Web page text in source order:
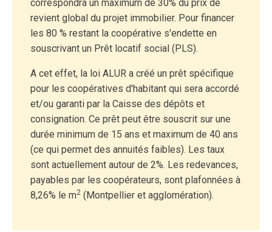
correspondra un maximum de 30% du prix de
revient global du projet immobilier. Pour financer
les 80 % restant la coopérative s'endette en
souscrivant un Prêt locatif social (PLS).
A cet effet, la loi ALUR a créé un prêt spécifique
pour les coopératives d'habitant qui sera accordé
et/ou garanti par la Caisse des dépôts et
consignation. Ce prêt peut être souscrit sur une
durée minimum de 15 ans et maximum de 40 ans
(ce qui permet des annuités faibles). Les taux
sont actuellement autour de 2%. Les redevances,
payables par les coopérateurs, sont plafonnées à
8,26% le m2 (Montpellier et agglomération).